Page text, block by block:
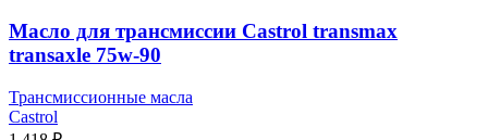
Масло для трансмиссии Castrol transmax
transaxle 75w-90
Трансмиссионные масла
Castrol